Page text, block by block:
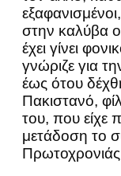
στην καλύβα
έχει γίνει
γνώριζε για
έως ότου
Πακιστανό,
του, που είχε
μετάδοση το